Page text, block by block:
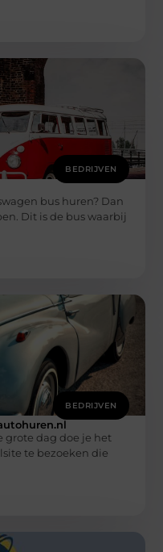
BEDRIJVEN
bus huren? Dan
Dit is de bus waarbij
BEDRIJVEN
grote dag doe je het
te bezoeken die